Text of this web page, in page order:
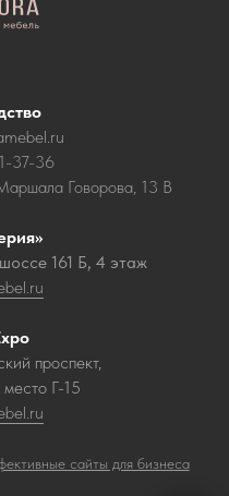
37-36
Говорова, 13 В
161 Б, 4 этаж
проспект,
Г-15
сайты для бизнеса